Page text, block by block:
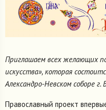
Приглашаем всех желающих
искусства», которая
Александро-Невском соборе
Православный проект